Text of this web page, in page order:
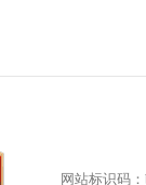
网站标识码